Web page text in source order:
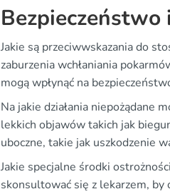
Jakie są przeciwwskazania do
zaburzenia wchłaniania
mogą wpłynąć na
Na jakie działania niepożądane
lekkich objawów takich jak
uboczne, takie jak uszkodzenie
Jakie specjalne środki
skonsultować się z lekarzem,